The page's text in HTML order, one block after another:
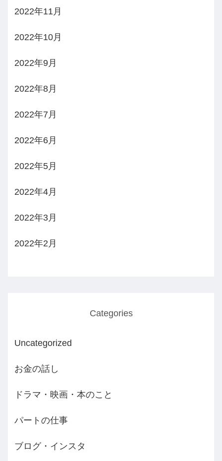
2022年11月
2022年10月
2022年9月
2022年8月
2022年7月
2022年6月
2022年5月
2022年4月
2022年3月
2022年2月
Categories
Uncategorized
お金の話し
ドラマ・映画・本のこと
パートの仕事
ブログ・インスタ